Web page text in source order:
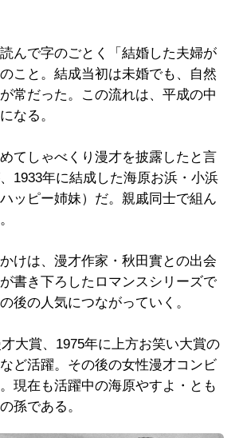
んで字のごとく「結婚した夫婦が
こと。結成当初は未婚でも、自然
常だった。この流れは、平成の中
なる。
てしゃべくり漫才を披露したと言
1933年に結成した海原お浜・小浜
ハッピー姉妹）だ。親戚同士で組ん
けは、漫才作家・秋田實との出会
書き下ろしたロマンスシリーズで
後の人気につながっていく。
大賞、1975年に上方お笑い大賞の
ど活躍。その後の女性漫才コンビ
現在も活躍中の海原やすよ・とも
孫である。